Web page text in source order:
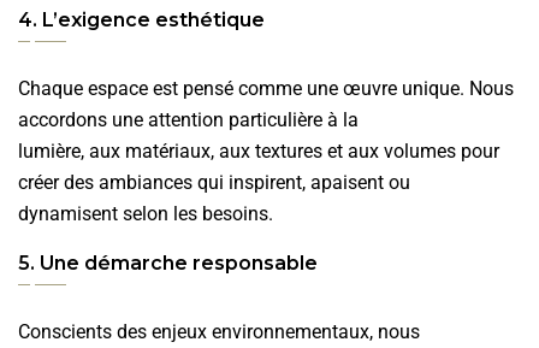
4. L’exigence esthétique
Chaque espace est pensé comme une œuvre unique. Nous
accordons une attention particulière à la
lumière, aux matériaux, aux textures et aux volumes pour
créer des ambiances qui inspirent, apaisent ou
dynamisent selon les besoins.
5. Une démarche responsable
Conscients des enjeux environnementaux, nous